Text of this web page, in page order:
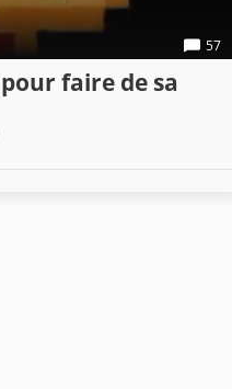
57
faire de sa